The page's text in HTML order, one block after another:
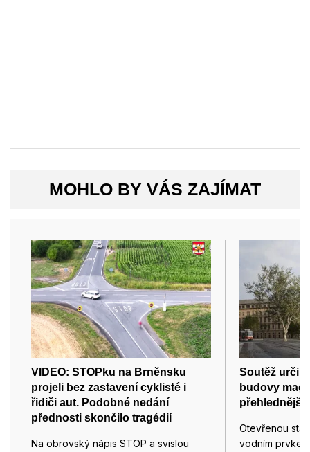
MOHLO BY VÁS ZAJÍMAT
VIDEO: STOPku na Brněnsku
projeli bez zastavení cyklisté i
řidiči aut. Podobné nedání
přednosti skončilo tragédií
Na obrovský nápis STOP a svislou
Soutěž
budovy
přehlednější
Otevřenou
vodním